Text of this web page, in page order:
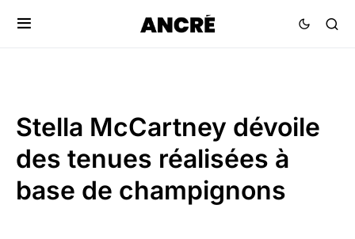
Stella McCartney dévoile
des tenues réalisées à
base de champignons